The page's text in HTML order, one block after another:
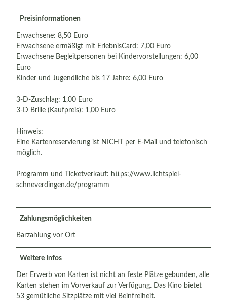
Preisinformationen
Erwachsene: 8,50 Euro
Erwachsene ermäßigt mit ErlebnisCard: 7,00 Euro
Erwachsene Begleitpersonen bei Kindervorstellungen: 6,00
Euro
Kinder und Jugendliche bis 17 Jahre: 6,00 Euro
3-D-Zuschlag: 1,00 Euro
3-D Brille (Kaufpreis): 1,00 Euro
Hinweis:
Eine Kartenreservierung ist NICHT per E-Mail und telefonisch
möglich.
Programm und Ticketverkauf: https://www.lichtspiel-
schneverdingen.de/programm
Zahlungsmöglichkeiten
Barzahlung vor Ort
Weitere Infos
Der Erwerb von Karten ist nicht an feste Plätze gebunden, alle
Karten stehen im Vorverkauf zur Verfügung. Das Kino bietet
53 gemütliche Sitzplätze mit viel Beinfreiheit.